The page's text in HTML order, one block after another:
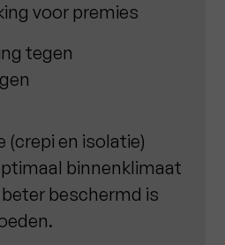
voor premies
tegen
(crepi en isolatie)
binnenklimaat
beschermd is